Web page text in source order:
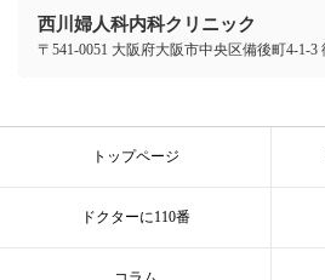
西川婦人科内科クリニック
〒541-0051 大阪府大阪市中央区備後町4-1-3
トップページ
ドクターに110番